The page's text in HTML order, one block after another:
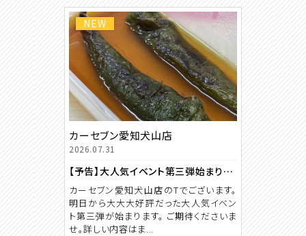
NEW
カーセブン愛知犬山店
2026.07.31
【予告】大人気イベント第三弾始まります。
カーセブン愛知犬山店のTでございます。
明日から大大大好評だった大人気イベン
ト第三弾が始まります。 ご期待くださいま
せ。詳しい内容はま...